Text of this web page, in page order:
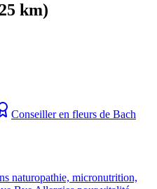
km)
Conseiller en fleurs de Bach
naturopathie, micronutrition,